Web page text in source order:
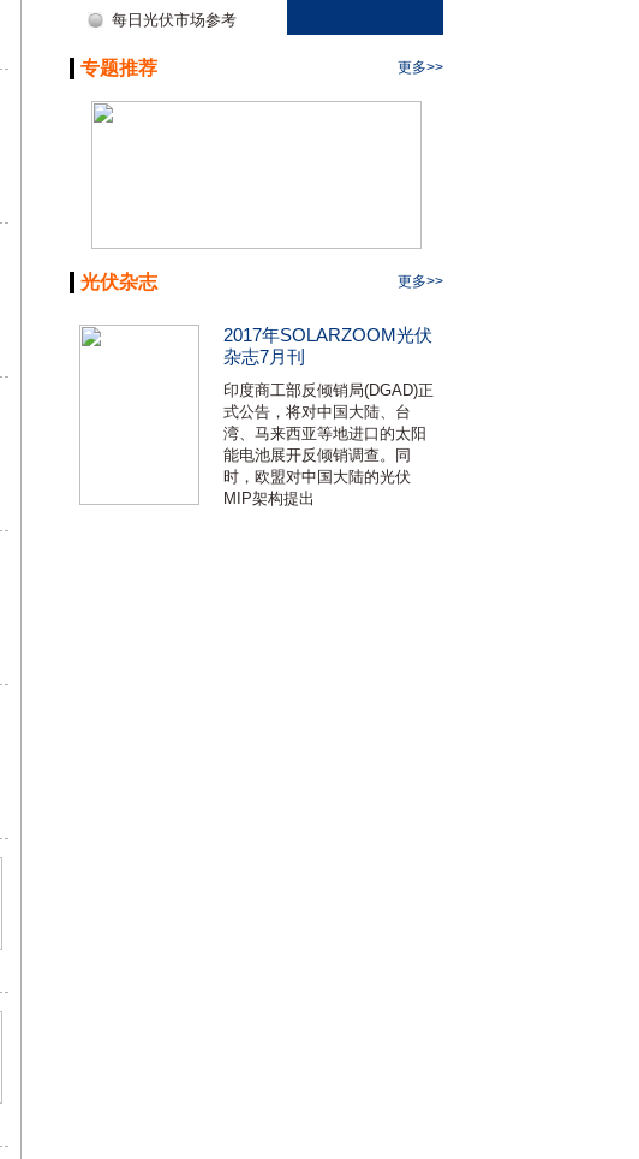
每日光伏市场参考
专题推荐 更多>>
光伏杂志 更多>>
2017年SOLARZOOM光伏
杂志7月刊
印度商工部反倾销局(DGAD)正
式公告，将对中国大陆、台
湾、马来西亚等地进口的太阳
能电池展开反倾销调查。同
时，欧盟对中国大陆的光伏
MIP架构提出